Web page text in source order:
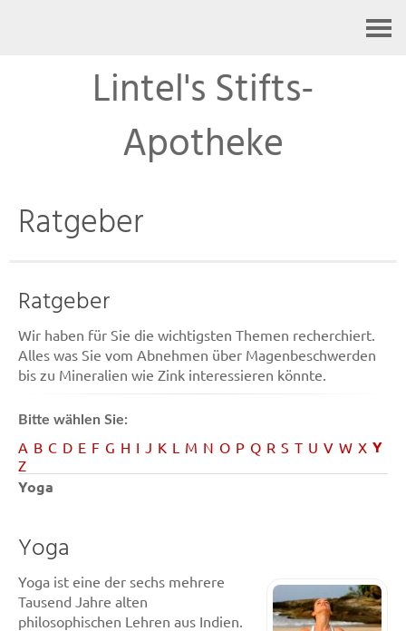
Lintel's Stifts-
Apotheke
Ratgeber
Ratgeber
Wir haben für Sie die wichtigsten Themen recherchiert.
Alles was Sie vom Abnehmen über Magenbeschwerden
bis zu Mineralien wie Zink interessieren könnte.
Bitte wählen Sie:
A B C D E F G H I J K L M N O P Q R S T U V W X Y
Z
Yoga
Yoga
Yoga ist eine der sechs mehrere
Tausend Jahre alten
philosophischen Lehren aus Indien.